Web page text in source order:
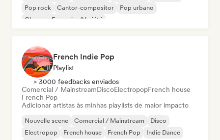
Pop rock
Cantor-compositor
Pop urbano
Chanson Française/Variété
French Indie Pop
Playlist
> 3000 feedbacks enviados
Comercial / MainstreamDiscoElectropopFrench house
French Pop
Adicionar artistas às minhas playlists de maior impacto
Nouvelle scene Comercial / Mainstream
Disco
Electropop
French house French Pop
Indie Dance